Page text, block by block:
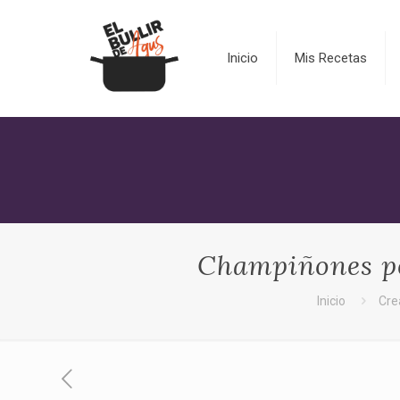
Inicio Mis Recetas
Champiñones
Inicio